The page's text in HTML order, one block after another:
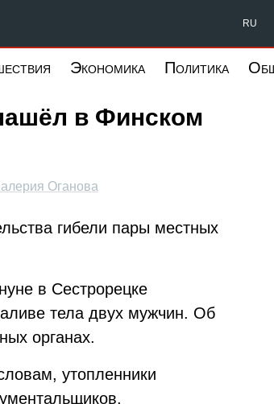
Запад RU
Экономика Политика
в Финском
Оганова
гибели пары местных
в Сестрорецке
тела двух мужчин. Об
органах.
утопленники